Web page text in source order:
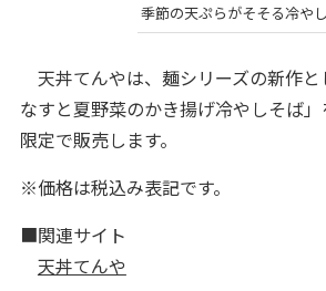
季節の天ぷらがそそる冷や
天丼てんやは、麺シリーズの新作
なすと夏野菜のかき揚げ冷やしそば
限定で販売します。
※価格は税込み表記です。
■関連サイト
天丼てんや